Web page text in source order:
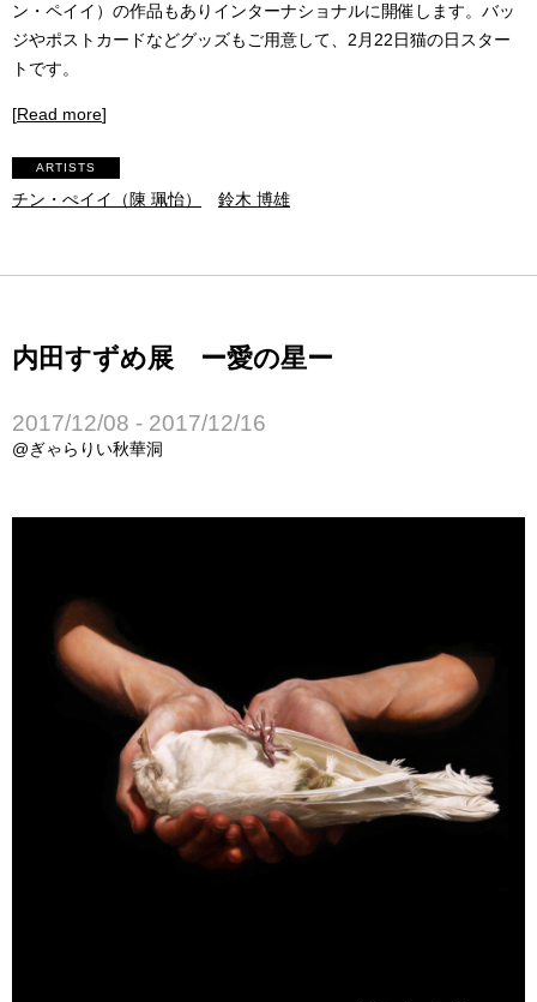
ン・ペイイ）の作品もありインターナショナルに開催します。バッ
ジやポストカードなどグッズもご用意して、2月22日猫の日スター
トです。
[Read more]
ARTISTS
チン・ぺイイ（陳 珮怡） 鈴木 博雄
内田すずめ展 ー愛の星ー
2017/12/08 - 2017/12/16
@ぎゃらりい秋華洞